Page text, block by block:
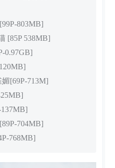
803MB]
[85P 538MB]
0.97GB]
[69P-713M]
704MB]
768MB]